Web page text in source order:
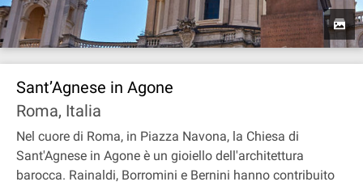
Sant’Agnese in Agone
Roma, Italia
Nel cuore di Roma, in Piazza Navona, la Chiesa di
Sant'Agnese in Agone è un gioiello dell'architettura
barocca. Rainaldi, Borromini e Bernini hanno contribuito